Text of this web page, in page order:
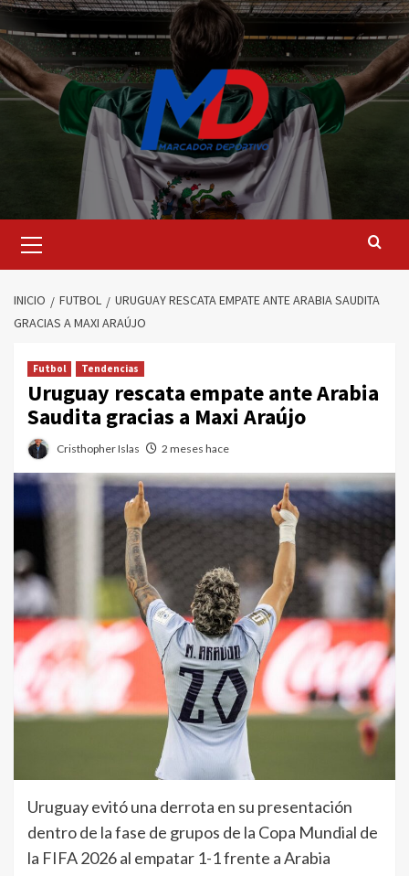
Saltar
al
contenido
principal
INICIO FUTBOL
URUGUAY RESCATA EMPATE ANTE ARABIA SAUDITA
GRACIAS A MAXI ARAÚJO
Futbol Tendencias
Uruguay rescata empate ante Arabia
Saudita gracias a Maxi Araújo
Cristhopher Islas 2 meses hace
Uruguay evitó una derrota en su presentación
dentro de la fase de grupos de la Copa Mundial de
la FIFA 2026 al empatar 1-1 frente a Arabia